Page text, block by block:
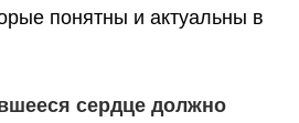
понятны и актуальны в
сердце должно